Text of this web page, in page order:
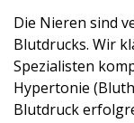
Die Nieren sind
Blutdrucks. Wir
Spezialisten
Hypertonie
Blutdruck